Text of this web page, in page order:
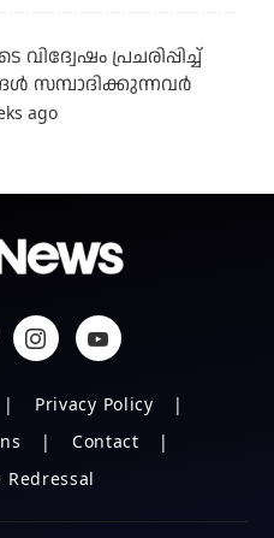
വിദ്വേഷം പ്രചരിപ്പിച്ച്
സമ്പാദിക്കുന്നവർ
ago
Privacy Policy
Contact
Redressal